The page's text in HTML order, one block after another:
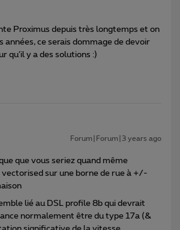
Proximus depuis très longtemps et on
années, ce serais dommage de devoir
qu’il y a des solutions :)
Forum|Forum|3 years ago
que vous seriez quand même
vectorised sur une borne de rue à +/-
lié au DSL profile 8b qui devrait
normalement être du type 17a (&